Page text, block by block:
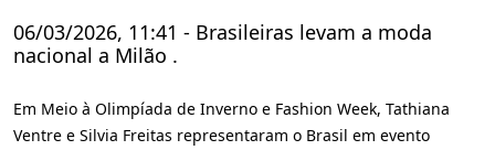
06/03/2026, 11:41 - Brasileiras levam a moda
nacional a Milão .
Em Meio à Olimpíada de Inverno e Fashion Week, Tathiana
Ventre e Silvia Freitas representaram o Brasil em evento